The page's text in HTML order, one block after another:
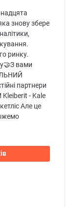
знову збере
ринку.
вами
партнери
Kleiberit - Kale
Але це